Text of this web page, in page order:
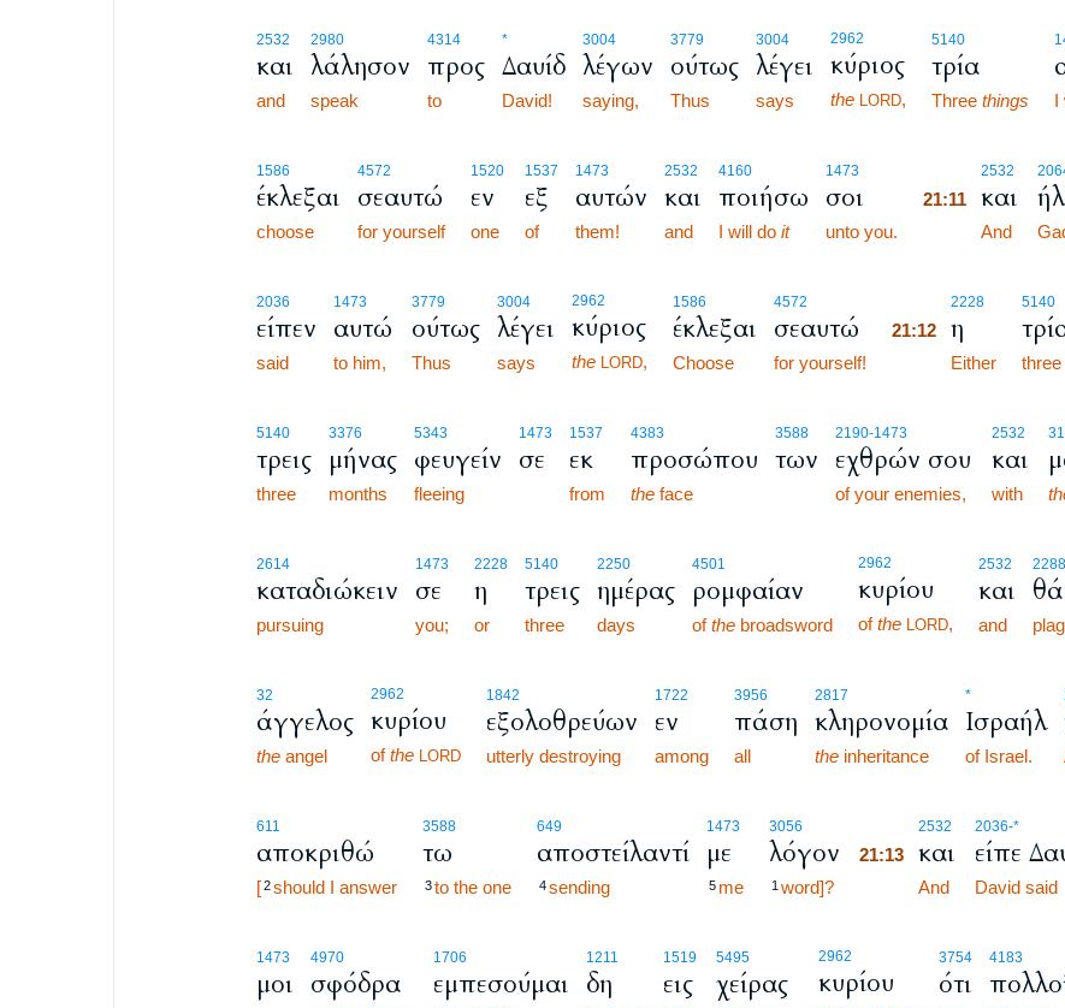
2532
και
and
2980
λάλησον
speak
4314
προς
to
*
Δαυίδ
David!
3004
λέγων
saying,
3779
ούτως
Thus
3004
λέγει
says
2962
κύριος
the LORD,
5140
τρία
Three things I
1586
έκλεξαι
choose
4572
σεαυτώ
for yourself
1520
εν
one
1537
εξ
of
1473
αυτών
them!
2532
και
and
4160
ποιήσω
I will do it
1473
σοι
unto you.
2532
21:11 και
And
2036
είπεν
said
1473
αυτώ
to him,
3779
ούτως
Thus
3004
λέγει
says
2962
κύριος
the LORD,
1586
έκλεξαι
Choose
4572
σεαυτώ
for yourself!
2228
21:12 η
Either
5140
three
5140
τρεις
three
3376
μήνας
months
5343
φευγείν
fleeing
1473
σε
1537
εκ
from
4383
προσώπου
theface
3588
των
2190-1473
εχθρών σου
of your enemies,
2532
και
with
2614
καταδιώκειν
pursuing
1473
σε
you;
2228
η
or
5140
τρεις
three
2250
ημέρας
days
4501
ρομφαίαν
ofthebroadsword
2962
κυρίου
ofthe LORD,
2532
και
and
2288
32
άγγελος
theangel
2962
κυρίου
ofthe LORD
1842
εξολοθρεύων
utterly destroying
1722
εν
among
3956
πάση
all
2817
κληρονομία
theinheritance
*
Ισραήλ
of Israel.
611
αποκριθώ
[ 2 should I answer
3588
τω
3 to the one
649
αποστείλαντί
4 sending
1473
με
5 me
3056
λόγον
1 word]?
2532
21:13 και
And
2036-*
είπε
David said
1473
μοι
4970
σφόδρα
1706
εμπεσούμαι
1211
δη
1519
εις
5495
χείρας
2962
κυρίου
3754
ότι
4183